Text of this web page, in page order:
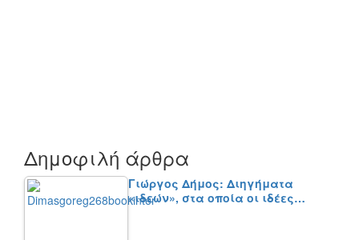
Δημοφιλή άρθρα
Γιώργος Δήμος: Διηγήματα
«ιδεών», στα οποία οι ιδέες…